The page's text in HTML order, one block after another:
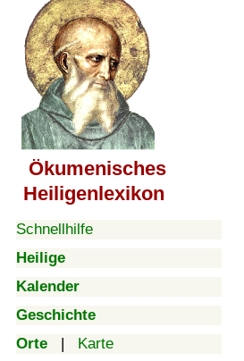
Ökumenisches
Heiligenlexikon
Schnellhilfe
Heilige
Kalender
Geschichte
Orte | Karte